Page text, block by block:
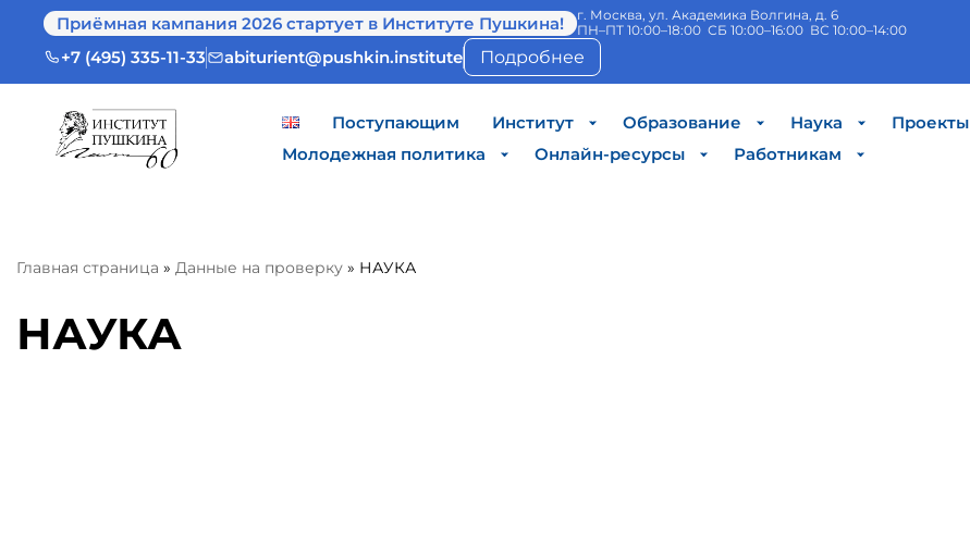
Приёмная кампания 2026 стартует в Институте Пушкина!
г. Москва, ул. Академика Волгина, д. 6
ПН–ПТ 10:00–18:00 СБ 10:00–16:00 ВС 10:00–14:00
+7 (495) 335-11-33 abiturient@pushkin.institute Подробнее
Поступающим Институт Образование Наука
Проекты
Молодежная политика
Онлайн-ресурсы Работникам
Главная страница » Данные на проверку » НАУКА
НАУКА